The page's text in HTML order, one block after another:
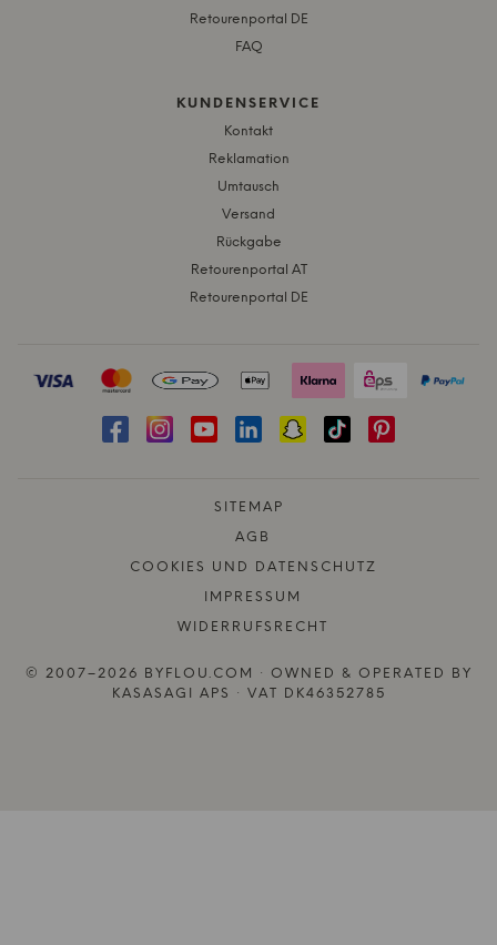
Retourenportal DE
FAQ
KUNDENSERVICE
Kontakt
Reklamation
Umtausch
Versand
Rückgabe
Retourenportal AT
Retourenportal DE
SITEMAP
AGB
COOKIES UND DATENSCHUTZ
IMPRESSUM
WIDERRUFSRECHT
© 2007–2026 BYFLOU.COM · OWNED & OPERATED BY
KASASAGI APS · VAT DK46352785